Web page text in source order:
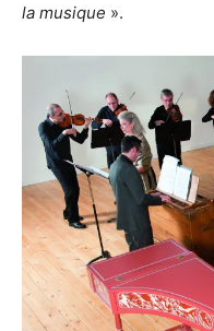
la musique ».